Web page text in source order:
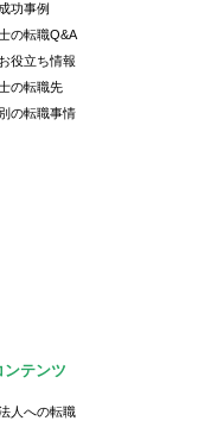
功事例
の転職Q&A
役立ち情報
の転職先
の転職事情
ンテンツ
人への転職